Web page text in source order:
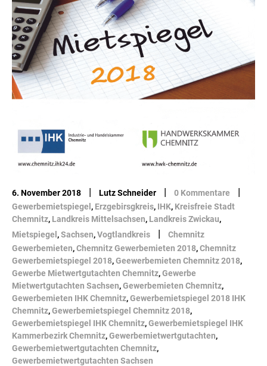
6. November 2018 | Lutz Schneider | 0 Kommentare |
Gewerbemietspiegel , Erzgebirsgkreis, IHK, Kreisfreie Stadt
Chemnitz, Landkreis Mittelsachsen, Landkreis Zwickau,
Mietspiegel ,Sachsen,Vogtlandkreis |
Chemnitz
Gewerbemieten,Chemnitz Gewerbemieten 2018,Chemnitz
Gewerbemietspiegel 2018,Geewerbemieten Chemnitz 2018,
Gewerbe Mietwertgutachten Chemnitz,Gewerbe
Mietwertgutachten Sachsen,Gewerbemieten Chemnitz,
Gewerbemieten IHK Chemnitz,Gewerbemietspiegel 2018 IHK
Chemnitz,Gewerbemietspiegel Chemnitz 2018,
Gewerbemietspiegel IHK Chemnitz,Gewerbemietspiegel IHK
Kammerbezirk Chemnitz,Gewerbemietwertgutachten,
Gewerbemietwertgutachten Chemnitz,
Gewerbemietwertgutachten Sachsen